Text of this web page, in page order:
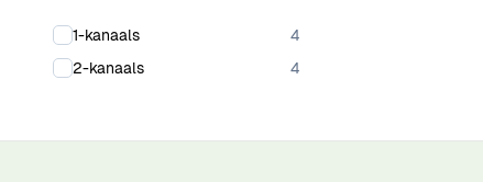
1-kanaals 4products available
2-kanaals
4products available